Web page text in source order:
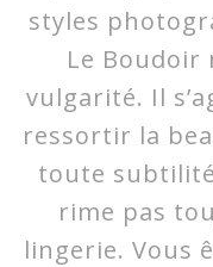
styles
Le Boudoir
vulgarité. Il
ressortir la
toute
rime pas
lingerie. Vous